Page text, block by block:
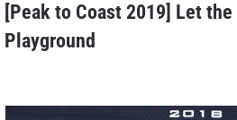
[Peak to Coast 2019] Let
Playground